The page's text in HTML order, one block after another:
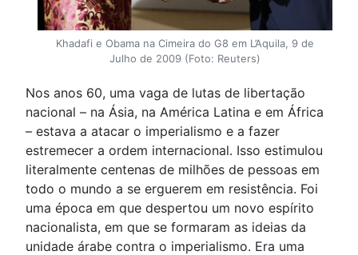
Khadafi e Obama na Cimeira do G8 em L’Aquila, 9 de
Julho de 2009 (Foto: Reuters)
Nos anos 60, uma vaga de lutas de libertação
nacional – na Ásia, na América Latina e em África
– estava a atacar o imperialismo e a fazer
estremecer a ordem internacional. Isso estimulou
literalmente centenas de milhões de pessoas em
todo o mundo a se erguerem em resistência. Foi
uma época em que despertou um novo espírito
nacionalista, em que se formaram as ideias da
unidade árabe contra o imperialismo. Era uma